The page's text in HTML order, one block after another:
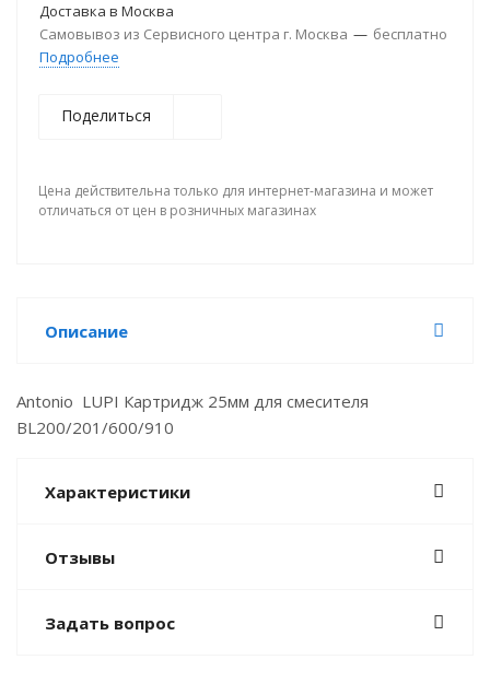
Доставка в Москва
Самовывоз из Сервисного центра г. Москва — бесплатно
Подробнее
Поделиться
Цена действительна только для интернет-магазина и может
отличаться от цен в розничных магазинах
Описание
Antonio LUPI Картридж 25мм для смесителя
BL200/201/600/910
Характеристики
Отзывы
Задать вопрос